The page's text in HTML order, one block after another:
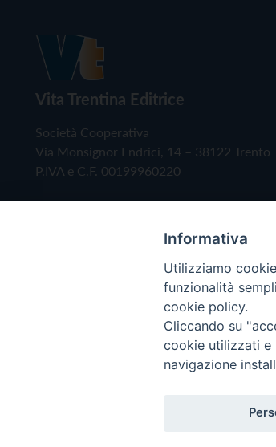
Vita Trentina Editrice
Società Cooperativa
Via Monsignor Endrici, 14 – 38122 Trento
P.IVA e C.F. 00199960220
Copyright © 2019 - Tutti i diritti
Informativa
Utilizziamo
funzionalità
cookie policy.
Cliccando su
cookie utilizzati e
navigazione